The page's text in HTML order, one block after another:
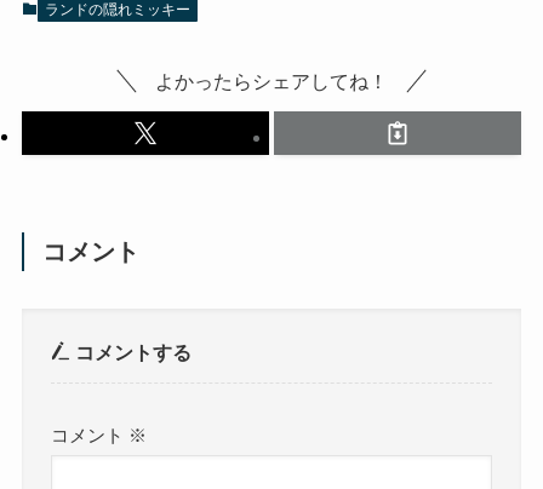
ランドの隠れミッキー
よかったらシェアしてね！
コメント
コメントする
コメント ※